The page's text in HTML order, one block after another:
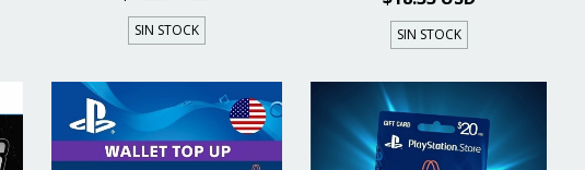
SIN STOCK SIN STOCK